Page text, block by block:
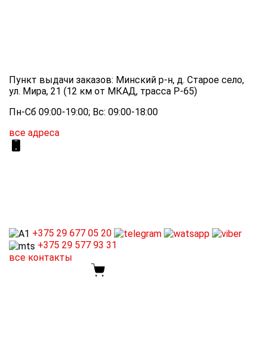
Пункт выдачи заказов: Минский р-н, д. Старое село,
ул. Мира, 21 (12 км от МКАД, трасса P-65)
Пн-Сб 09:00-19:00; Вс: 09:00-18:00
все адреса
+375 29 677 05 20
+375 29 577 93 31
все контакты